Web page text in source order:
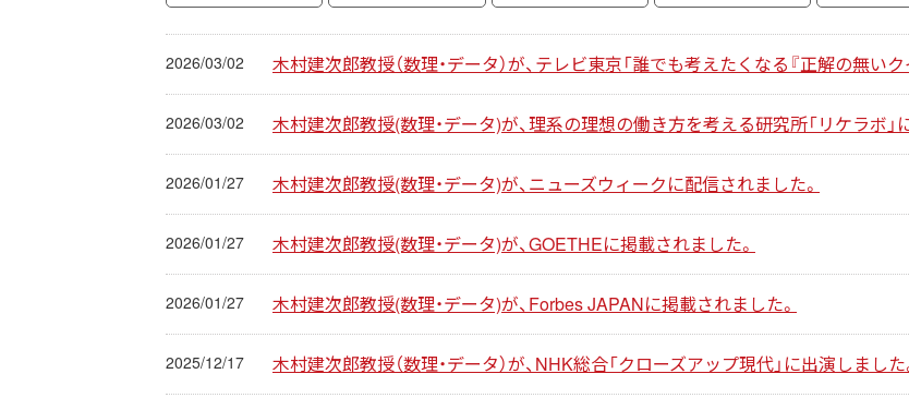
2026/03/02 木村建次郎教授（数理・データ）が、テレビ東京「誰でも考えたくなる『正解の無いク
2026/03/02 木村建次郎教授(数理・データ)が、理系の理想の働き方を考える研究所「リケラボ」
2026/01/27 木村建次郎教授(数理・データ)が、ニューズウィークに配信されました。
2026/01/27 木村建次郎教授(数理・データ)が、GOETHEに掲載されました。
2026/01/27 木村建次郎教授(数理・データ)が、Forbes JAPANに掲載されました。
2025/12/17 木村建次郎教授（数理・データ）が、NHK総合「クローズアップ現代」に出演しました